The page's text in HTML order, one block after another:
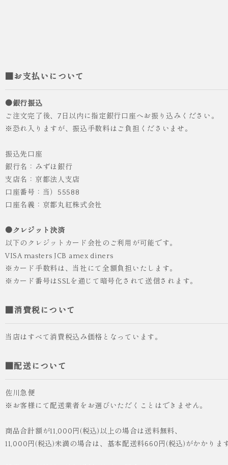
■お支払いについて
●銀行振込
ご注文完了後、7日以内に指定銀行口座へお振り込みください。
※恐れ入りますが、振込手数料はご負担くださいませ。
振込先口座
銀行名：みずほ銀行
支店名：京都法人支店
口座番号：当）55588
口座名義：京都丸紅株式会社
●クレジット決済
以下のクレジットカード会社のご利用が可能です。
VISA masters JCB amex diners
※カード手数料は、当社にて全額負担いたします。
※カード番号はSSLを通じて暗号化されて送信されます。
■消費税について
当店はすべて消費税込み価格となっています。
■配送について
佐川急便
※お客様にて配送業者をお選びいただくことはできません。
商品合計額が11,000円(税込)以上の場合は送料無料、
11,000円(税込)未満の場合は、基本配送料660円(税込)がかかりま